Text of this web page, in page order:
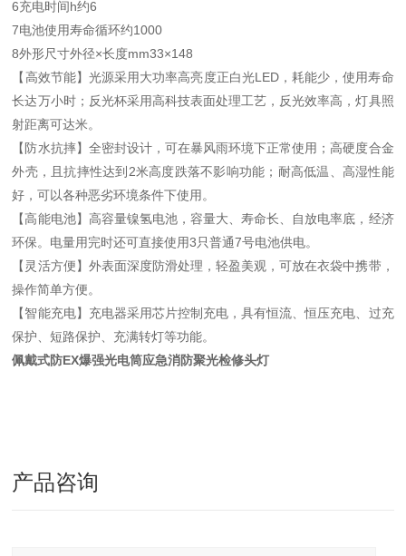
6充电时间h约6
7电池使用寿命循环约1000
8外形尺寸外径×长度mm33×148
【高效节能】光源采用大功率高亮度正白光LED，耗能少，使用寿命
长达万小时；反光杯采用高科技表面处理工艺，反光效率高，灯具照
射距离可达米。
【防水抗摔】全密封设计，可在暴风雨环境下正常使用；高硬度合金
外壳，且抗摔性达到2米高度跌落不影响功能；耐高低温、高湿性能
好，可以各种恶劣环境条件下使用。
【高能电池】高容量镍氢电池，容量大、寿命长、自放电率底，经济
环保。电量用完时还可直接使用3只普通7号电池供电。
【灵活方便】外表面深度防滑处理，轻盈美观，可放在衣袋中携带，
操作简单方便。
【智能充电】充电器采用芯片控制充电，具有恒流、恒压充电、过充
保护、短路保护、充满转灯等功能。
佩戴式防EX爆强光电筒应急消防聚光检修头灯
产品咨询